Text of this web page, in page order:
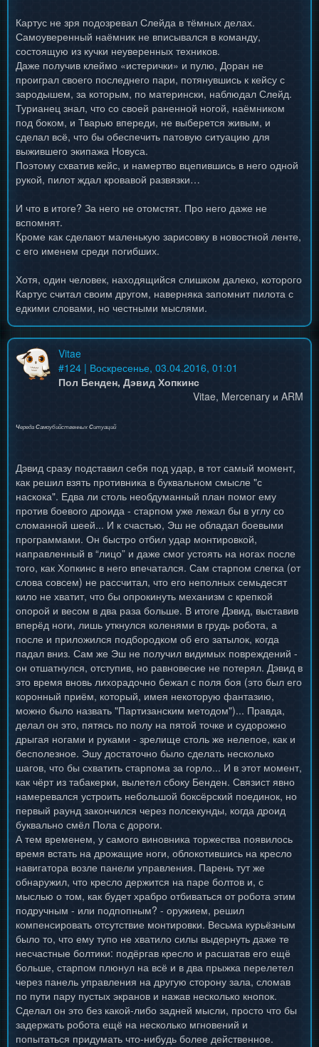
Картус не зря подозревал Слейда в тёмных делах.
Самоуверенный наёмник не вписывался в команду,
состоящую из кучки неуверенных техников.
Даже получив клеймо «истерички» и пулю, Доран не
проиграл своего последнего пари, потянувшись к кейсу с
зародышем, за которым, по матерински, наблюдал Слейд.
Турианец знал, что со своей раненной ногой, наёмником
под боком, и Тварью впереди, не выберется живым, и
сделал всё, что бы обеспечить патовую ситуацию для
выжившего экипажа Новуса.
Поэтому схватив кейс, и намертво вцепившись в него одной
рукой, пилот ждал кровавой развязки…
И что в итоге? За него не отомстят. Про него даже не
вспомнят.
Кроме как сделают маленькую зарисовку в новостной ленте,
с его именем среди погибших.
Хотя, один человек, находящийся слишком далеко, которого
Картус считал своим другом, наверняка запомнит пилота с
едкими словами, но честными мыслями.
Vitae
#124 | Воскресенье, 03.04.2016, 01:01
Пол Бенден, Дэвид Хопкинс
Vitae, Mercenary и ARM
ЧередаСамоубийственныхСитуаций
Дэвид сразу подставил себя под удар, в тот самый момент,
как решил взять противника в буквальном смысле "с
наскока". Едва ли столь необдуманный план помог ему
против боевого дроида - старпом уже лежал бы в углу со
сломанной шеей... И к счастью, Эш не обладал боевыми
программами. Он быстро отбил удар монтировкой,
направленный в “лицо” и даже смог устоять на ногах после
того, как Хопкинс в него впечатался. Сам старпом слегка (от
слова совсем) не рассчитал, что его неполных семьдесят
кило не хватит, что бы опрокинуть механизм с крепкой
опорой и весом в два раза больше. В итоге Дэвид, выставив
вперёд ноги, лишь уткнулся коленями в грудь робота, а
после и приложился подбородком об его затылок, когда
падал вниз. Сам же Эш не получил видимых повреждений -
он отшатнулся, отступив, но равновесие не потерял. Дэвид в
это время вновь лихорадочно бежал с поля боя (это был его
коронный приём, который, имея некоторую фантазию,
можно было назвать "Партизанским методом")... Правда,
делал он это, пятясь по полу на пятой точке и судорожно
дрыгая ногами и руками - зрелище столь же нелепое, как и
бесполезное. Эшу достаточно было сделать несколько
шагов, что бы схватить старпома за горло... И в этот момент,
как чёрт из табакерки, вылетел сбоку Бенден. Связист явно
намеревался устроить небольшой боксёрский поединок, но
первый раунд закончился через полсекунды, когда дроид
буквально смёл Пола с дороги.
А тем временем, у самого виновника торжества появилось
время встать на дрожащие ноги, облокотившись на кресло
навигатора возле панели управления. Парень тут же
обнаружил, что кресло держится на паре болтов и, с
мыслью о том, как будет храбро отбиваться от робота этим
подручным - или подпопным? - оружием, решил
компенсировать отсутствие монтировки. Весьма курьёзным
было то, что ему тупо не хватило силы выдернуть даже те
несчастные болтики: подёргав кресло и расшатав его ещё
больше, старпом плюнул на всё и в два прыжка перелетел
через панель управления на другую сторону зала, сломав
по пути пару пустых экранов и нажав несколько кнопок.
Сделал он это без какой-либо задней мысли, просто что бы
задержать робота ещё на несколько мгновений и
попытаться придумать что-нибудь более действенное.